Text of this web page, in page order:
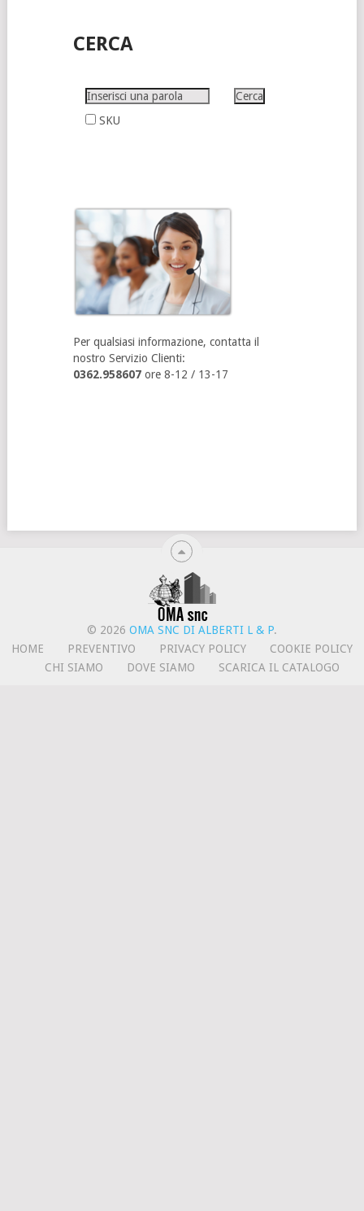
CERCA
SKU
Per qualsiasi informazione, contatta il
nostro Servizio Clienti:
0362.958607ore 8-12 / 13-17
© 2026 OMA SNC DI ALBERTI L & P.
HOME
PREVENTIVO PRIVACY POLICY
COOKIE POLICY
CHI SIAMO
DOVE SIAMO SCARICA IL CATALOGO